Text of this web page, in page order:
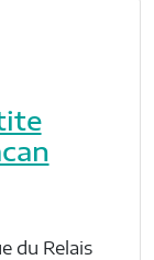
du Relais